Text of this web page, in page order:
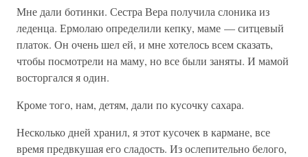
Мне дали ботинки. Сестра Вера получила слоника из
леденца. Ермолаю определили кепку, маме — ситцевый
платок. Он очень шел ей, и мне хотелось всем сказать,
чтобы посмотрели на маму, но все были заняты. И мамой
восторгался я один.
Кроме того, нам, детям, дали по кусочку сахара.
Несколько дней хранил, я этот кусочек в кармане, все
время предвкушая его сладость. Из ослепительно белого,